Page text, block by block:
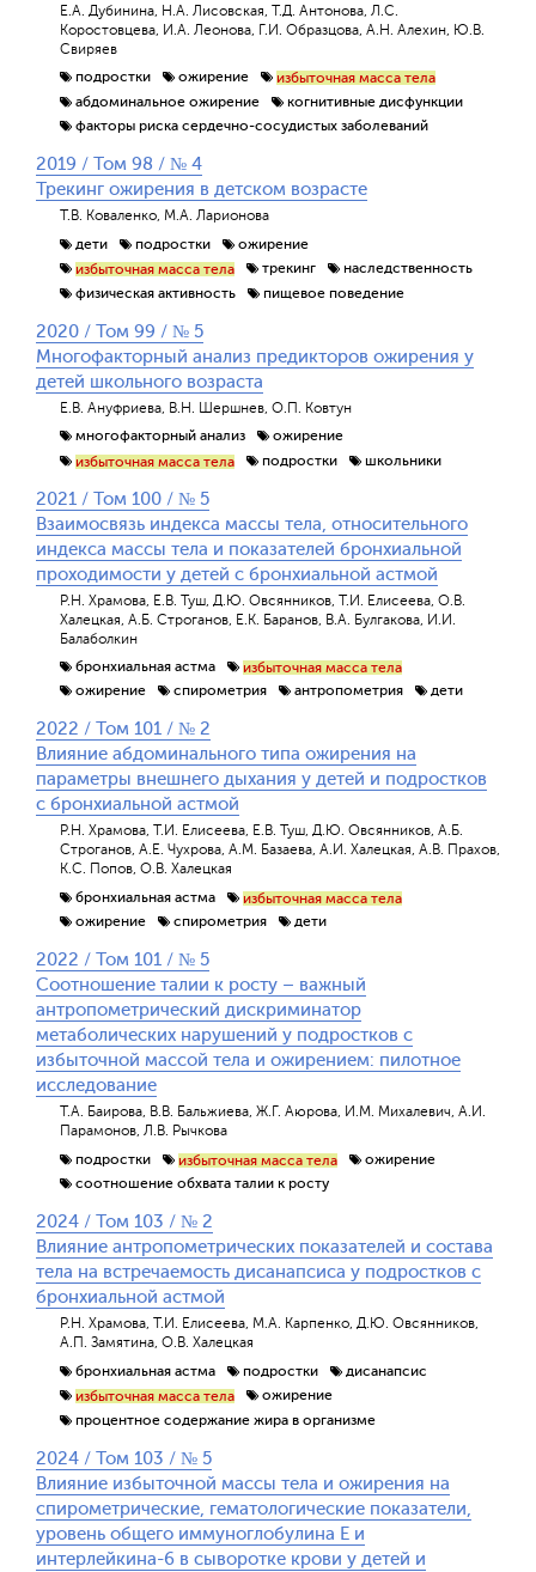
Е.А. Дубинина, Н.А. Лисовская, Т.Д. Антонова, Л.С.
Коростовцева, И.А. Леонова, Г.И. Образцова, А.Н. Алехин, Ю.В.
Свиряев
подростки
ожирение
избыточная масса тела
абдоминальное ожирение
когнитивные дисфункции
факторы риска сердечно-сосудистых заболеваний
2019 / Том 98 / № 4
Трекинг ожирения в детском возрасте
Т.В. Коваленко, М.А. Ларионова
дети
подростки
ожирение
избыточная масса тела
трекинг
наследственность
физическая активность
пищевое поведение
2020 / Том 99 / № 5
Многофакторный анализ предикторов ожирения у
детей школьного возраста
Е.В. Ануфриева, В.Н. Шершнев, О.П. Ковтун
многофакторный анализ
ожирение
избыточная масса тела
подростки школьники
2021 / Том 100 / № 5
Взаимосвязь индекса массы тела, относительного
индекса массы тела и показателей бронхиальной
проходимости у детей с бронхиальной астмой
Р.Н. Храмова, Е.В. Туш, Д.Ю. Овсянников, Т.И. Елисеева, О.В.
Халецкая, А.Б. Строганов, Е.К. Баранов, В.А. Булгакова, И.И.
Балаболкин
бронхиальная астма
избыточная масса тела
ожирение
спирометрия антропометрия дети
2022 / Том 101 / № 2
Влияние абдоминального типа ожирения на
параметры внешнего дыхания у детей и подростков
с бронхиальной астмой
Р.Н. Храмова, Т.И. Елисеева, Е.В. Туш, Д.Ю. Овсянников, А.Б.
Строганов, А.Е. Чухрова, А.М. Базаева, А.И. Халецкая, А.В. Прахов,
К.С. Попов, О.В. Халецкая
бронхиальная астма
избыточная масса тела
ожирение
спирометрия дети
2022 / Том 101 / № 5
Соотношение талии к росту – важный
антропометрический дискриминатор
метаболических нарушений у подростков с
избыточной массой тела и ожирением: пилотное
исследование
Т.А. Баирова, В.В. Бальжиева, Ж.Г. Аюрова, И.М. Михалевич, А.И.
Парамонов, Л.В. Рычкова
подростки
избыточная масса тела
ожирение
соотношение обхвата талии к росту
2024 / Том 103 / № 2
Влияние антропометрических показателей и состава
тела на встречаемость дисанапсиса у подростков с
бронхиальной астмой
Р.Н. Храмова, Т.И. Елисеева, М.А. Карпенко, Д.Ю. Овсянников,
А.П. Замятина, О.В. Халецкая
бронхиальная астма
подростки
дисанапсис
избыточная масса тела
ожирение
процентное содержание жира в организме
2024 / Том 103 / № 5
Влияние избыточной массы тела и ожирения на
спирометрические, гематологические показатели,
уровень общего иммуноглобулина Е и
интерлейкина-6 в сыворотке крови у детей и